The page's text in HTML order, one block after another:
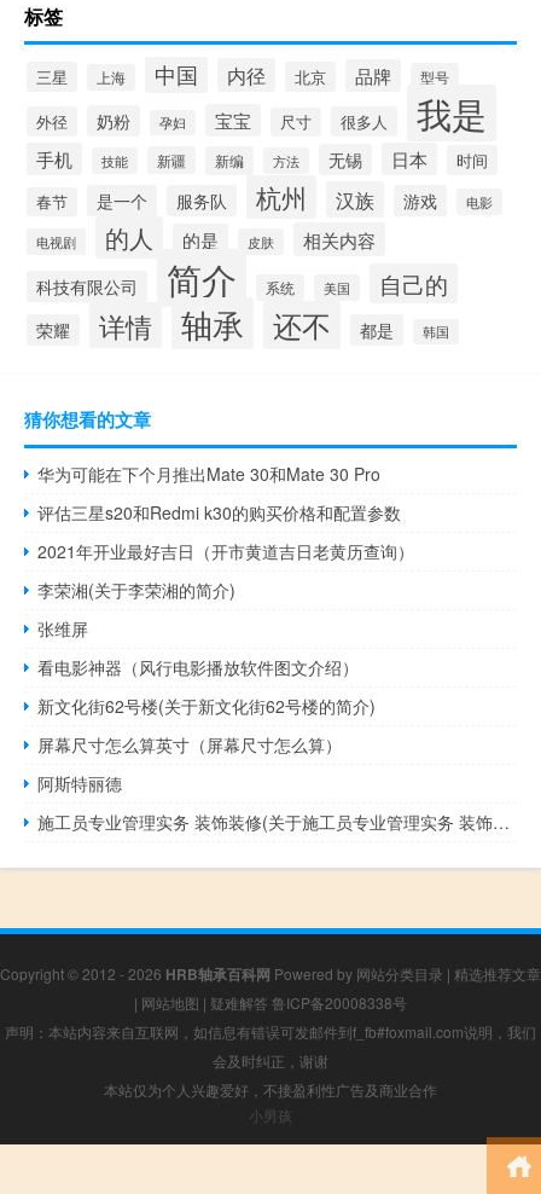
标签
三星 上海 中国 内径 北京 品牌 型号
外径 奶粉 孕妇 宝宝 尺寸 很多人 我是
手机 技能 新疆 新编 方法 无锡 日本 时间
春节 是一个 服务队 杭州 汉族 游戏 电影
电视剧 的人 的是 皮肤 相关内容
科技有限公司 简介 系统 美国 自己的
荣耀 详情 轴承 还不 都是 韩国
猜你想看的文章
华为可能在下个月推出Mate 30和Mate 30 Pro
评估三星s20和Redmi k30的购买价格和配置参数
2021年开业最好吉日（开市黄道吉日老黄历查询）
李荣湘(关于李荣湘的简介)
张维屏
看电影神器（风行电影播放软件图文介绍）
新文化街62号楼(关于新文化街62号楼的简介)
屏幕尺寸怎么算英寸（屏幕尺寸怎么算）
阿斯特丽德
施工员专业管理实务 装饰装修(关于施工员专业管理实务 装饰装修的简介)
Copyright © 2012 - 2026 HRB轴承百科网 Powered by 网站分类目录 | 精选推荐文章
| 网站地图 | 疑难解答 鲁ICP备20008338号
声明：本站内容来自互联网，如信息有错误可发邮件到f_fb#foxmail.com说明，我们
会及时纠正，谢谢
本站仅为个人兴趣爱好，不接盈利性广告及商业合作
小男孩